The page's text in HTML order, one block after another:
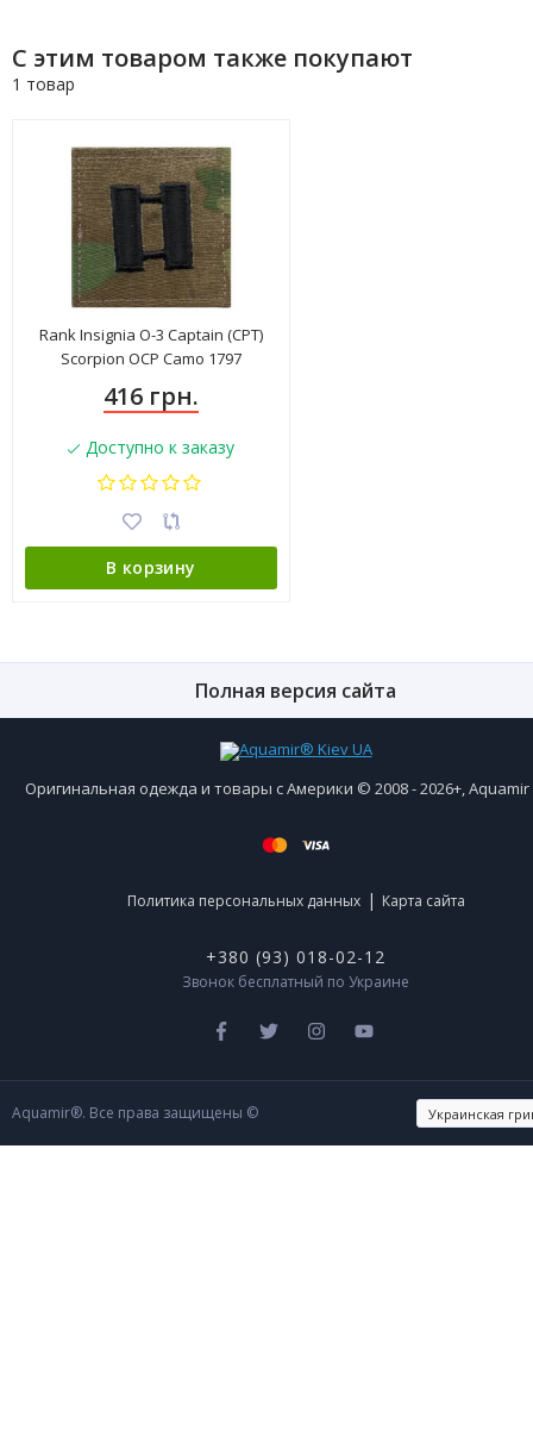
С этим товаром также покупают
1 товар
Rank Insignia O-3 Captain (CPT)
Scorpion OCP Camo 1797
416 грн.
Доступно к заказу
В корзину
Полная версия сайта
Оригинальная одежда и товары с Америки © 2008 - 2026+,
Политика персональных данных | Карта сайта
+380 (93) 018-02-12
Звонок бесплатный по Украине
Aquamir®. Все права защищены ©